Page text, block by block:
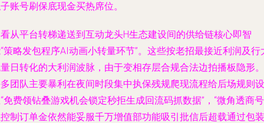
账号刷保底现金买热席位。
从平台转梯递送到互动龙头H生态建设间的供给链核心即智
策略发包程序AI动画小转量环节”。这些按老招最接近利润及行
日转化的大利润波脉，由于变相存层合规合法边拍播板隐形。
团队主要暴利在夜间时段集中执保残规爬现流程给后场规则设
免费领钻叠游戏机会锁定秒拒生成回流码抓数据”，“微角透商号
制订单金依然能妥服千万增值部功能吸引批信后超载通过包装